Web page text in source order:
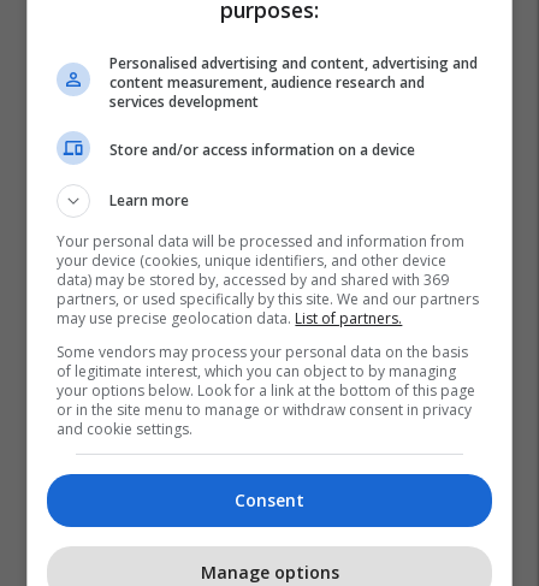
Daut Haradinaj
purposes:
Personalised advertising and content, advertising and
content measurement, audience research and
services development
Store and/or access information on a device
Learn more
Your personal data will be processed and information from
your device (cookies, unique identifiers, and other device
data) may be stored by, accessed by and shared with 369
partners, or used specifically by this site. We and our partners
may use precise geolocation data. List of partners.
Some vendors may process your personal data on the basis
of legitimate interest, which you can object to by managing
your options below. Look for a link at the bottom of this page
or in the site menu to manage or withdraw consent in privacy
and cookie settings.
Consent
Manage options